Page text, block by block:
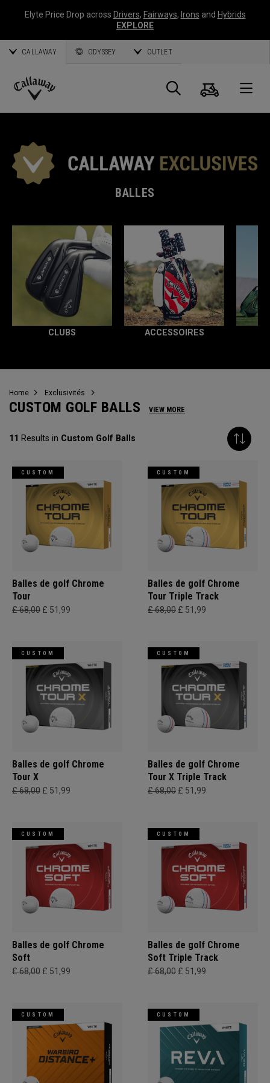
Elyte Price Drop across Drivers, Fairways, Irons and Hybrids
EXPLORE
CALLAWAY ODYSSEY OUTLET
Callaway
Panier
BALLES
CLUBS ACCESSOIRES
Home Exclusivités
CUSTOM GOLF BALLS VIEW MORE
11 Results in Custom Golf Balls
CUSTOM
Balles de golf Chrome
Tour
£ 68,00 £ 51,99
CUSTOM
Balles de golf Chrome
Tour Triple Track
£ 68,00 £ 51,99
CUSTOM
Balles de golf Chrome
Tour X
£ 68,00 £ 51,99
CUSTOM
Balles de golf Chrome
Tour X Triple Track
£ 68,00 £ 51,99
CUSTOM
Balles de golf Chrome
Soft
£ 68,00 £ 51,99
CUSTOM
Balles de golf Chrome
Soft Triple Track
£ 68,00 £ 51,99
CUSTOM CUSTOM